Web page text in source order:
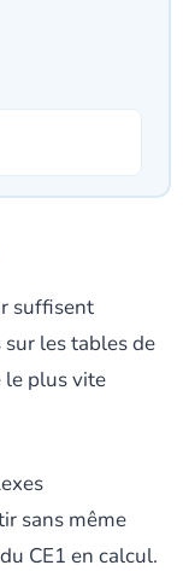
suffisent
les tables de
le plus vite
sans même
CE1 en calcul.